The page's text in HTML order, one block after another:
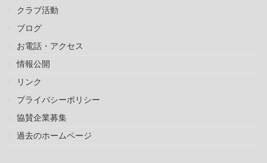
クラブ活動
ブログ
お電話・アクセス
情報公開
リンク
プライバシーポリシー
協賛企業募集
過去のホームページ